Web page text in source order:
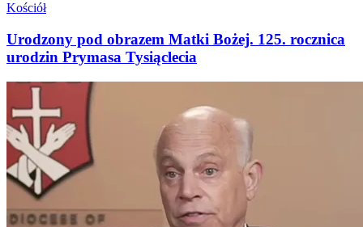
Kościół
Urodzony pod obrazem Matki Bożej. 125. rocznica
urodzin Prymasa Tysiąclecia